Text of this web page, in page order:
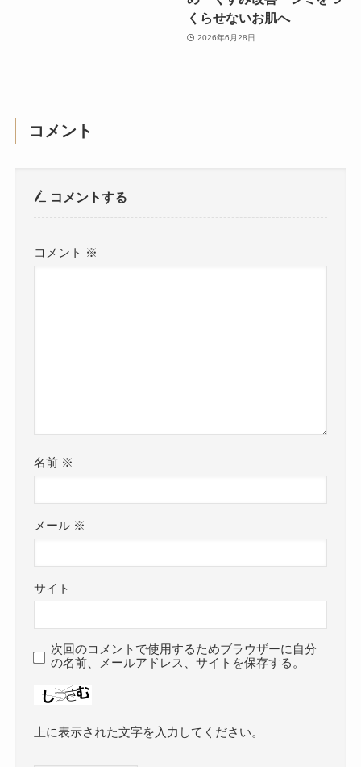
くらせないお肌へ
2026年6月28日
コメント
コメントする
コメント ※
名前 ※
メール ※
サイト
次回のコメントで使用するためブラウザーに自分
の名前、メールアドレス、サイトを保存する。
上に表示された文字を入力してください。